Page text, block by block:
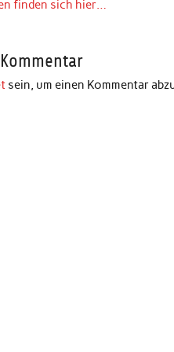
finden sich hier…
sein, um einen Kommentar